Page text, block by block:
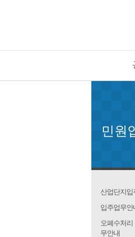
민원
산업단지입
입주업무안
오폐수처리
무안내